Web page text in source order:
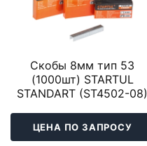
Скобы 8мм тип 53
(1000шт) STARTUL
STANDART (ST4502-08)
ЦЕНА ПО ЗАПРОСУ